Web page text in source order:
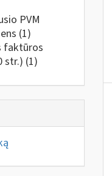
PVM
(1)
faktūros
str.) (1)